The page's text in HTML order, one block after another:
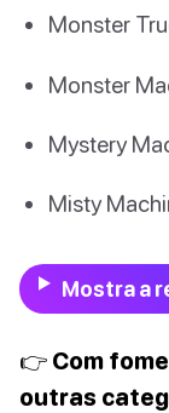
Monster
Monster
Mystery
Misty
Mostra a
👉 Com
outras